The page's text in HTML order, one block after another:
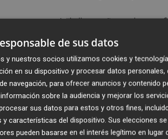
amonestó al albaceteño en el tramo
en el acta, aunque el comportamiento
ciclo de una vez, ya que el choque del
disputar aún los blanquiazules. Huelga
porque conllevaría una suspensión
por lo que se perderá solo la cita con el
Torrecilla a improvisar una solución
con un recambio natural. "A ver
de sus datos
y nuestros socios utilizamos cookies y
en su dispositivo y procesar datos
navegación, para ofrecer anuncios y contenido
sobre la audiencia y mejorar los
sus datos para estos y otros fines,
y características del dispositivo. Sus elecciones
pueden basarse en el interés legítimo en